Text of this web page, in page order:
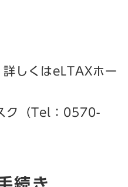
しくはeLTAXホー
ク（Tel：0570-
続き